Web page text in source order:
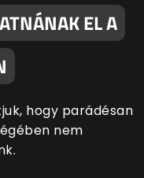
EL A
hogy parádésan
nem